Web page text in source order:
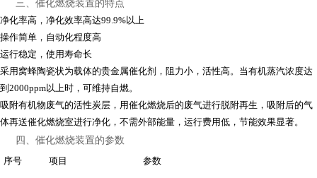
三、催化燃烧装置的特点
净化率高，净化效率高达99.9%以上
操作简单，自动化程度高
运行稳定，使用寿命长
采用窝蜂陶瓷状为载体的贵金属催化剂，阻力小，活性高。当有机蒸汽浓度达
到2000ppm以上时，可维持自燃。
吸附有机物废气的活性炭层，用催化燃烧后的废气进行脱附再生，吸附后的气
体再送催化燃烧室进行净化，不需外部能量，运行费用低，节能效果显著。
四、催化燃烧装置的参数
序号 项目 参数